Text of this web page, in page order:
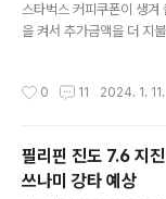
그의 모양을 조금 변형해
일정을 보면 30개의 정규
태그도 제법 인기를 끌고
스타벅스 커피쿠폰이 생겨
을 켜서 추가금액을 더 지
터로 가서 "뭐가 잘못되었
시 쿠폰을 찍고, 앱을 켜
마찬가지였다. 스타벅스앱
폰을 만지작거리더니 '제거
0 11 2024. 1. 11.
필리핀 진도 7.6 지
쓰나미 강타 예상